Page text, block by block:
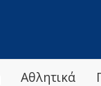
Αθλητικά